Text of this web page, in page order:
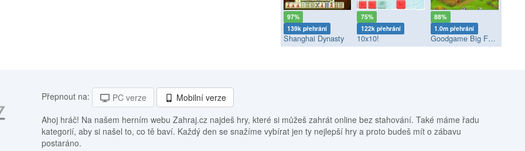
97%
139k přehrání
Shanghai Dynasty
75%
122k přehrání
10x10!
88%
1.0m přehrání
Goodgame Big Farm
Přepnout na: PC verze
Mobilní verze
Ahoj hráč! Na našem herním webu Zahraj.cz najdeš hry, které si můžeš zahrát online bez stahování. Také máme řadu
kategorií, aby si našel to, co tě baví. Každý den se snažíme vybírat jen ty nejlepší hry a proto budeš mít o zábavu
postaráno.